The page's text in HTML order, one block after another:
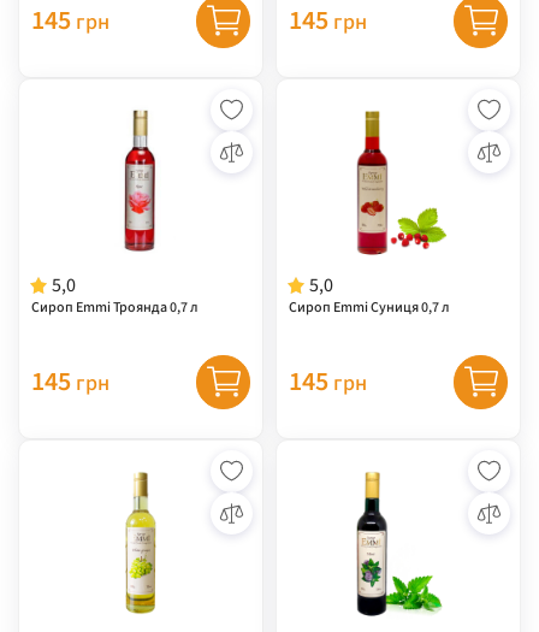
145 грн 145 грн
5,0
Сироп Emmi Троянда 0,7 л
145 грн
5,0
Сироп Emmi Суниця 0,7 л
145 грн